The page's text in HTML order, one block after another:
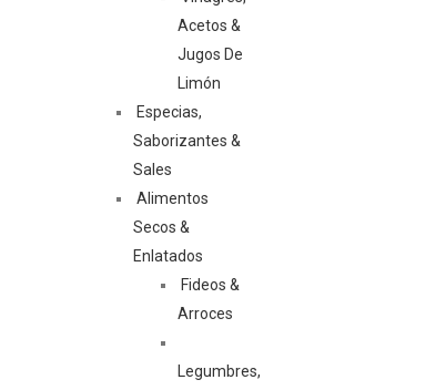
Acetos &
Jugos De
Limón
Especias,
Saborizantes &
Sales
Alimentos
Secos &
Enlatados
Fideos &
Arroces
Legumbres,